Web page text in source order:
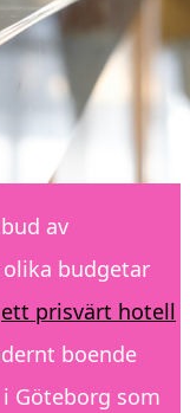
av
budgetar
ett prisvärt hotell
boende
Göteborg som